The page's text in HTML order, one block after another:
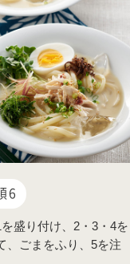
6
盛り付け、2・3・4を
、ごまをふり、5を注